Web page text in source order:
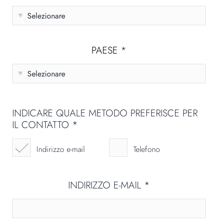
PAESE *
INDICARE QUALE METODO PREFERISCE PER
IL CONTATTO *
Indirizzo e-mail Telefono
INDIRIZZO E-MAIL *